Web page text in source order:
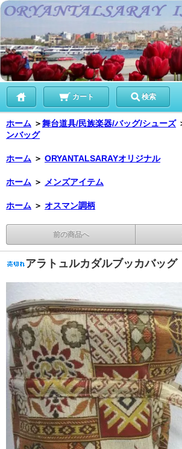
カート 検索
ホーム ＞舞台道具/民族楽器/バッグ/シューズ
ンバッグ
ホーム ＞ ORYANTALSARAYオリジナル
ホーム ＞ メンズアイテム
ホーム ＞ オスマン調柄
前の商品へ
アラトュルカダルブッカバッ